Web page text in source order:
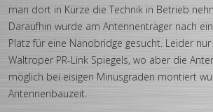
man dort in Kürze die Technik in Betrieb
Daraufhin wurde am Antennenträger nach
Platz für eine Nanobridge gesucht. Leider
Waltroper PR-Link Spiegels, wo aber die
möglich bei eisigen Minusgraden montiert
Antennenbauzeit.